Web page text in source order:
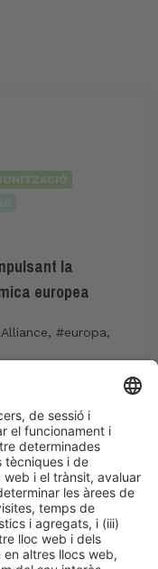
la
europea
, #europa,